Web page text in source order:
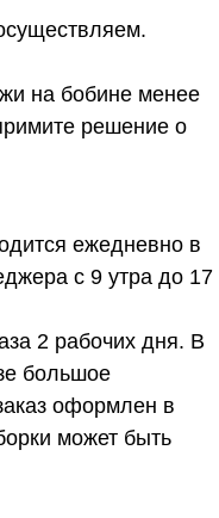
на бобине менее
решение о
ежедневно в
с 9 утра до 17
2 рабочих дня. В
большое
оформлен в
может быть